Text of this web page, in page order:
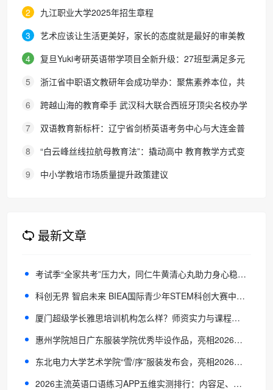
生考试报名通知
2
九江职业大学2025年招生章程
3
艺术应该让生活更美好，家长的态度就是最好的审美教
育！
4
复旦Yuki考研英语带学项目全新升级：27班型满足多元
需求，协议保障助力考研梦想
5
浙江省中职语文教研年会成功举办：聚焦素养本位，共
探职教语文教学新路径
6
跨越山海的教育牵手 武汉科大联合西班牙顶尖名校办学
院，首届新生入学
7
双语教育新标杆：辽宁省剑桥英语考务中心与大连金普
新区华美双语学校签约剑桥英语体系教学示范学校
8
“白云峰丝线拉航母教育法”：撬动高中 教育教学方式变
化的必要途径
9 中小学教培市场质量提升政策建议
最新文章
考试季“全家共考”压力大，同仁牛黄清心丸助力身心稳态重建
科创无界 智启未来 BIEA国际青少年STEM科创大赛中文赛区启动
厦门超级学长雅思培训机构怎么样？师资实力与课程体系全面解读
惠州学院旭日广东服装学院优秀毕设作品，亮相2026中国国际大学生时装周
东北电力大学艺术学院“雪/序”服装发布会，亮相2026中国国际大学生时装周
2026主流英语口语练习APP五维实测排行：内容足、对话真，练口语最有效推荐